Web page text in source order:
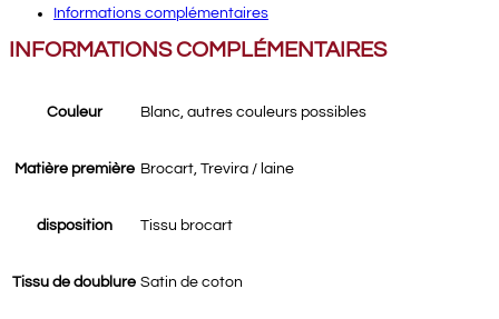
Informations complémentaires
INFORMATIONS COMPLÉMENTAIRES
Couleur Blanc, autres couleurs possibles
Matière première Brocart, Trevira / laine
disposition Tissu brocart
Tissu de doublure Satin de coton